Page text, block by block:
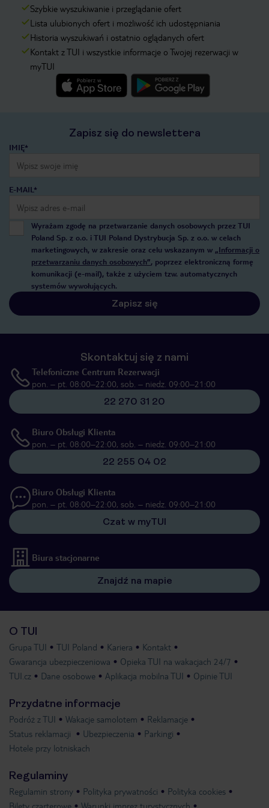
Szybkie wyszukiwanie i przeglądanie ofert
Lista ulubionych ofert i możliwość ich udostępniania
Historia wyszukiwań i ostatnio oglądanych ofert
Kontakt z TUI i wszystkie informacje o Twojej rezerwacji w
myTUI
Zapisz się do newslettera
IMIĘ*
E-MAIL*
Wyrażam zgodę na przetwarzanie danych osobowych przez TUI
Poland Sp. z o.o. i TUI Poland Dystrybucja Sp. z o.o. w celach
marketingowych, w zakresie oraz celu wskazanym w „Informacji o
przetwarzaniu danych osobowych”, poprzez elektroniczną formę
komunikacji (e-mail), także z użyciem tzw. automatycznych
systemów wywołujących.
Zapisz się
Skontaktuj się z nami
Telefoniczne Centrum Rezerwacji
pon. – pt. 08:00–22:00, sob. – niedz. 09:00–21:00
22 270 31 20
Biuro Obsługi Klienta
pon. – pt. 08:00–22:00, sob. – niedz. 09:00–21:00
22 255 04 02
Biuro Obsługi Klienta
pon. – pt. 08:00–22:00, sob. – niedz. 09:00–21:00
Czat w myTUI
Biura stacjonarne
Znajdź na mapie
O TUI
Grupa TUI TUI Poland Kariera
Kontakt
Gwarancja ubezpieczeniowa
Opieka TUI na wakacjach 24/7
TUI.cz
Dane osobowe Aplikacja mobilna TUI Opinie TUI
Przydatne informacje
Podróż z TUI Wakacje samolotem
Reklamacje
Status reklamacji
Ubezpieczenia
Parkingi
Hotele przy lotniskach
Regulaminy
Regulamin strony Polityka prywatności
Polityka cookies
Bilety czarterowe
Warunki imprez turystycznych